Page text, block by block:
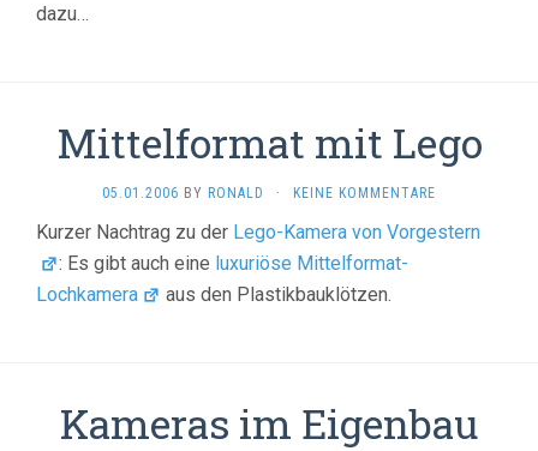
dazu…
Mittelformat mit Lego
05.01.2006 BY RONALD · KEINE KOMMENTARE
Kurzer Nachtrag zu der Lego-Kamera von Vorgestern
: Es gibt auch eine luxuriöse Mittelformat-
Lochkamera
aus den Plastikbauklötzen.
Kameras im Eigenbau